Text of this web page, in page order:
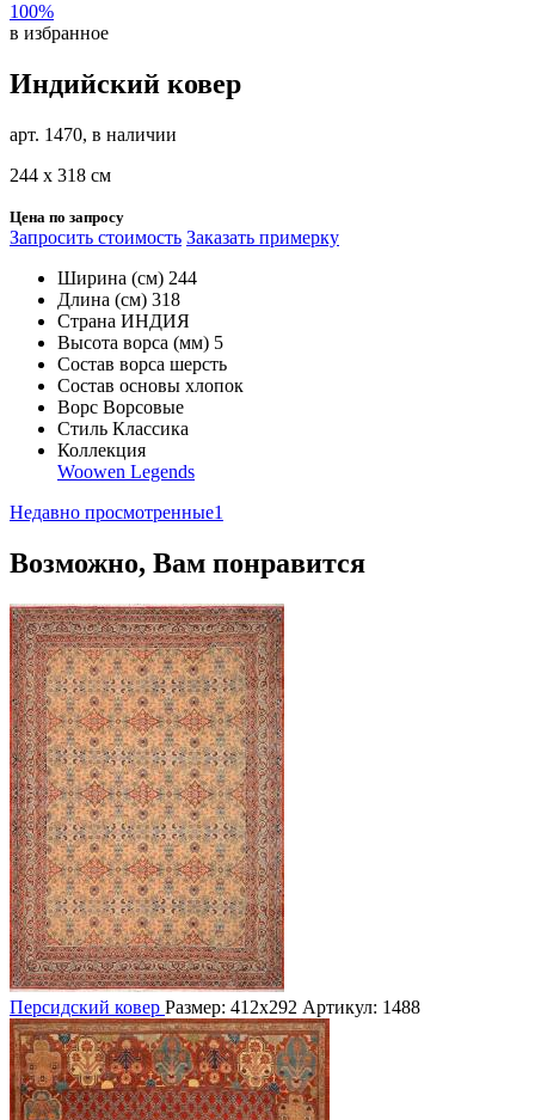
100%
в избранное
Индийский ковер
арт. 1470, в наличии
244 х 318 см
Цена по запросу
Запросить стоимость Заказать примерку
Ширина (см) 244
Длина (см) 318
Страна ИНДИЯ
Высота ворса (мм) 5
Состав ворса шерсть
Состав основы хлопок
Ворс Ворсовые
Стиль Классика
Коллекция
Woowen Legends
Недавно просмотренные1
Возможно, Вам понравится
Персидский ковер Размер: 412х292 Артикул: 1488